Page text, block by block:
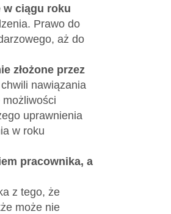
w ciągu roku
Prawo do
aż do
złożone przez
nawiązania
uprawnienia
w roku
pracownika, a
z tego, że
może nie